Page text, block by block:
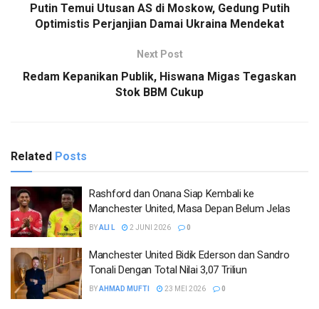
Putin Temui Utusan AS di Moskow, Gedung Putih
Optimistis Perjanjian Damai Ukraina Mendekat
Next Post
Redam Kepanikan Publik, Hiswana Migas Tegaskan
Stok BBM Cukup
Related Posts
Rashford dan Onana Siap Kembali ke
Manchester United, Masa Depan Belum Jelas
BYALI L 2 JUNI 2026 0
Manchester United Bidik Ederson dan Sandro
Tonali Dengan Total Nilai 3,07 Triliun
BYAHMAD MUFTI 23 MEI 2026 0